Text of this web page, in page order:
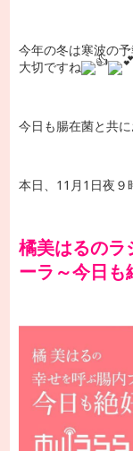
今年の冬は寒波の
大切ですね
今日も腸在菌と共
本日、11月1日夜９
橘美はるのラ
ーラ～今日